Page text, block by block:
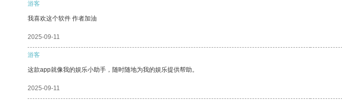
游客
我喜欢这个软件 作者加油
2025-09-11
游客
这款app就像我的娱乐小助手，随时随地为我的娱乐提供帮助。
2025-09-11